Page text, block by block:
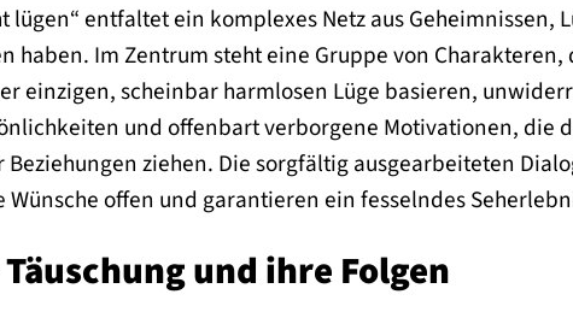
lügen“ entfaltet ein komplexes Netz aus
haben. Im Zentrum steht eine Gruppe von
einzigen, scheinbar harmlosen Lüge basieren,
und offenbart verborgene Motivationen, die
ziehen. Die sorgfältig ausgearbeiteten
offen und garantieren ein fesselndes
und ihre Folgen